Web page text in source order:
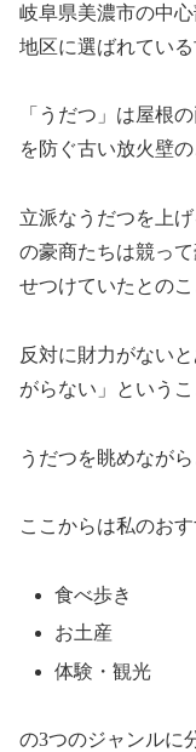
岐阜県美濃市の中
地区に選ばれている
「うだつ」は屋根
を防ぐ古い放火壁の
立派なうだつを上
の豪商たちは競っ
せつけていたとのこ
反対に財力がない
がらない」という
うだつを眺めなが
ここからは私のお
食べ歩き
お土産
体験・観光
の3つのジャンルに